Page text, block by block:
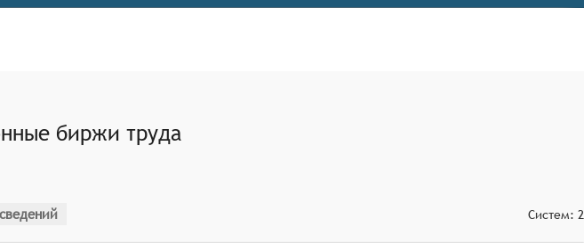
онлайн, что упрощает процесс поиска работы и сокращает время на обработку
труда, включая тренды, спрос и предложение на различные специальности, что
биржи труда
Систем: 2